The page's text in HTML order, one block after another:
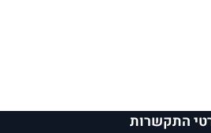
התקשרות